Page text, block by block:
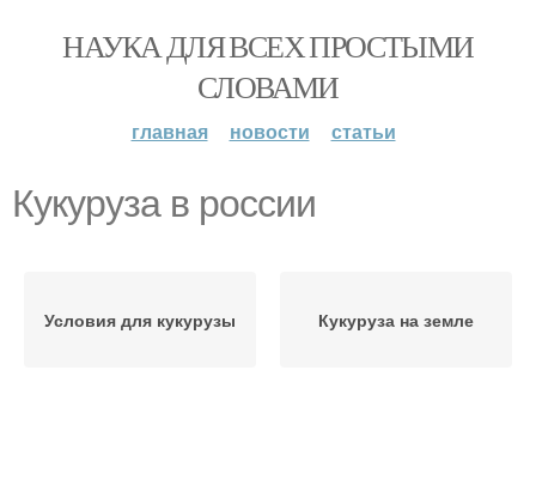
НАУКА ДЛЯ ВСЕХ ПРОСТЫМИ
СЛОВАМИ
главная новости статьи
Кукуруза в россии
Условия для кукурузы Кукуруза на земле